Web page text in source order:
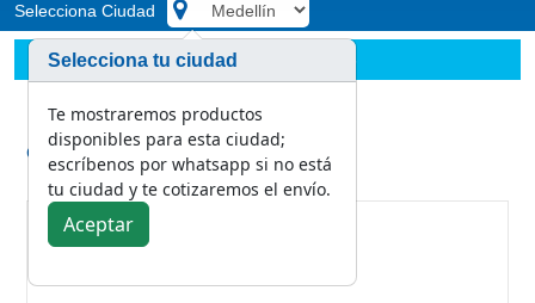
Selecciona Ciudad
Implementos
Otros Implementos
Vaso medidor transparente 100 mL
Categoría:
Otros Implementos
Selecciona tu ciudad
Te mostraremos productos
disponibles para esta ciudad;
escríbenos por whatsapp si no está
tu ciudad y te cotizaremos el envío.
Aceptar